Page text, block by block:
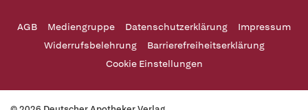
AGB Mediengruppe Datenschutzerklärung
Impressum
Widerrufsbelehrung
Barrierefreiheitserklärung
Cookie Einstellungen